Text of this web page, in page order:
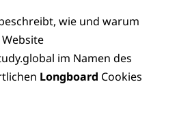
wie und warum
im Namen des
Longboard Cookies